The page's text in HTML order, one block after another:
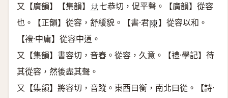
又【廣韻】【集韻】 𠀤七恭切，促平聲。【廣韻】從容
也。【正韻】從容，舒緩貌。【書·君𨻰 】從容以和。
【禮·中庸】從容中道。
又【集韻】書容切，音舂。從容，久意。【禮·學記】待
其從容，然後盡其聲。
又【集韻】將容切，音蹤。東西曰衡，南北曰從。【詩·